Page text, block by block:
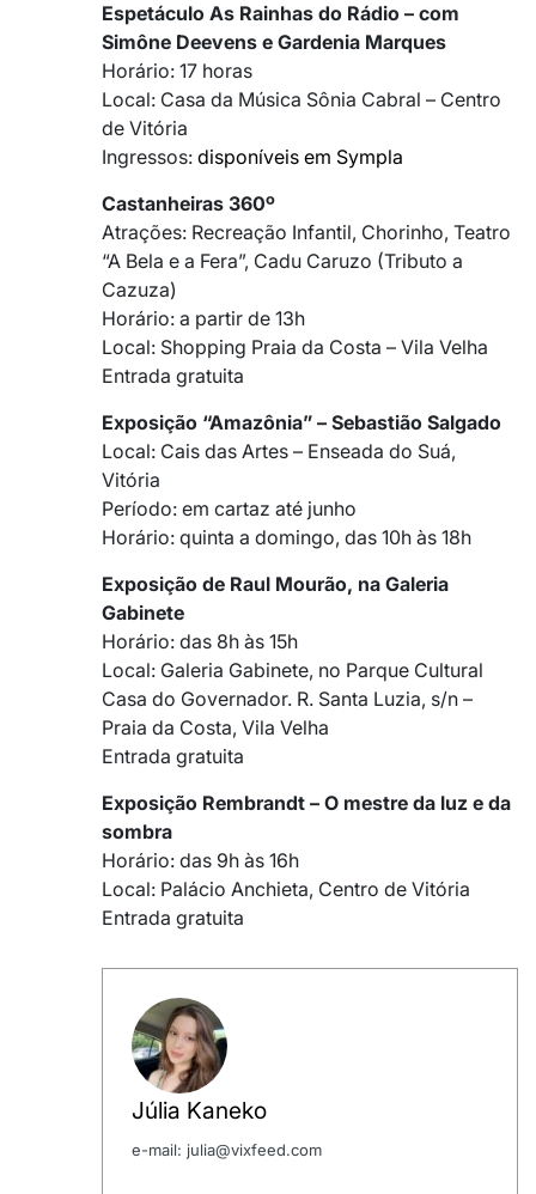
Espetáculo As Rainhas do Rádio – com
Simône Deevens e Gardenia Marques
Horário: 17 horas
Local: Casa da Música Sônia Cabral – Centro
de Vitória
Ingressos: disponíveis em Sympla
Castanheiras 360º
Atrações: Recreação Infantil, Chorinho, Teatro
“A Bela e a Fera”, Cadu Caruzo (Tributo a
Cazuza)
Horário: a partir de 13h
Local: Shopping Praia da Costa – Vila Velha
Entrada gratuita
Exposição “Amazônia” – Sebastião Salgado
Local: Cais das Artes – Enseada do Suá,
Vitória
Período: em cartaz até junho
Horário: quinta a domingo, das 10h às 18h
Exposição de Raul Mourão, na Galeria
Gabinete
Horário: das 8h às 15h
Local: Galeria Gabinete, no Parque Cultural
Casa do Governador. R. Santa Luzia, s/n –
Praia da Costa, Vila Velha
Entrada gratuita
Exposição Rembrandt – O mestre da luz e da
sombra
Horário: das 9h às 16h
Local: Palácio Anchieta, Centro de Vitória
Entrada gratuita
Júlia Kaneko
e-mail: julia@vixfeed.com